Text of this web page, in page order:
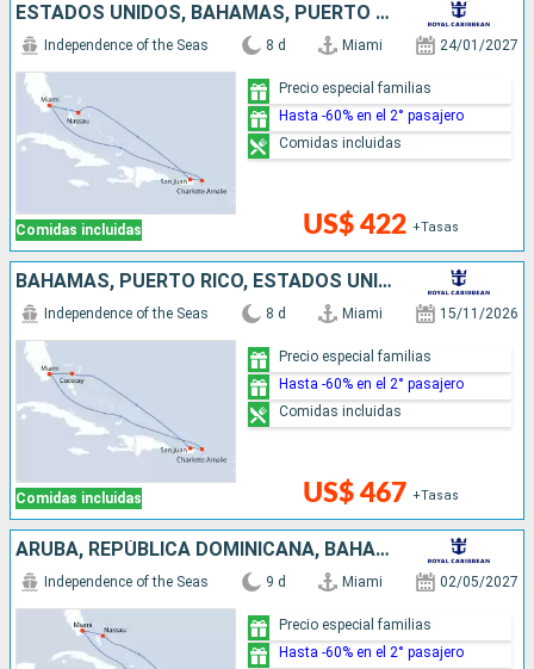
ESTADOS UNIDOS, BAHAMAS, PUERTO RICO
Comidas incluidas
Independence of the Seas 8 d Miami 24/01/2027
US$ 422 +Tasas
Precio especial familias
Hasta -60% en el 2° pasajero
Comidas incluidas
BAHAMAS, PUERTO RICO, ESTADOS UNIDOS
Comidas incluidas
Independence of the Seas 8 d Miami 15/11/2026
US$ 467 +Tasas
Precio especial familias
Hasta -60% en el 2° pasajero
Comidas incluidas
ARUBA, REPÚBLICA DOMINICANA, BAHAMAS, ESTADOS UNIDOS
Independence of the Seas 9 d Miami 02/05/2027
Precio especial familias
Hasta -60% en el 2° pasajero